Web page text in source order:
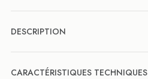
DESCRIPTION
CARACTÉRISTIQUES TECHNIQUES